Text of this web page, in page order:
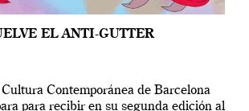
EL ANTI-GUTTER
Contemporánea de Barcelona
para recibir en su segunda edición al